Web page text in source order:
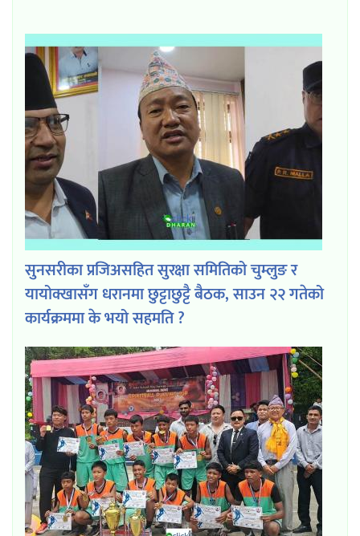
सुनसरीका प्रजिअसहित सुरक्षा समितिको चुम्लुङ र
यायोक्खासँग धरानमा छुट्टाछुट्टै बैठक, साउन २२ गतेको
कार्यक्रममा के भयो सहमति ?